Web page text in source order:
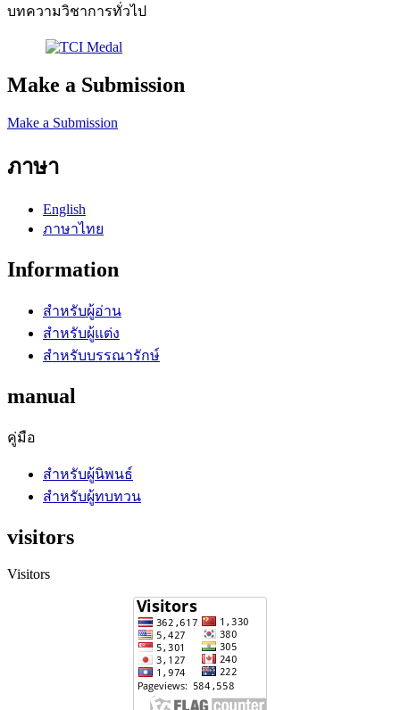
บทความวิชาการทั่วไป
Make a Submission
Make a Submission
ภาษา
English
ภาษาไทย
Information
สำหรับผู้อ่าน
สำหรับผู้แต่ง
สำหรับบรรณารักษ์
manual
คู่มือ
สำหรับผู้นิพนธ์
สำหรับผู้ทบทวน
visitors
Visitors